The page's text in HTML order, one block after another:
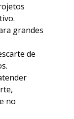
grandes
de
no